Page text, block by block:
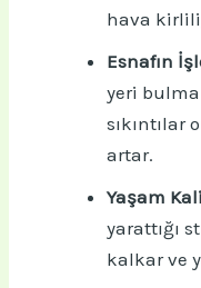
hava
Esnafın
yeri bulma
sıkıntılar
artar.
Yaşam
yarattığı
kalkar ve